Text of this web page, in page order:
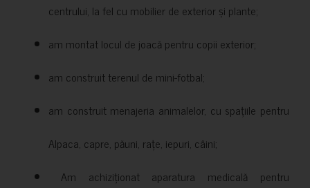
centrului, la fel cu mobilier de exterior și plante;
am montat locul de joacă pentru copii exterior;
am construit terenul de mini-fotbal;
am construit menajeria animalelor, cu spațiile pentru
Alpaca, capre, păuni, rațe, iepuri, câini;
Am achiziționat aparatura medicală pentru